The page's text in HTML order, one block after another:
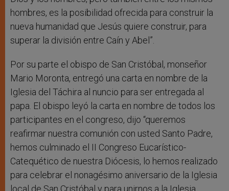
hombres, es la posibilidad ofrecida para construir la
nueva humanidad que Jesús quiere construir, para
superar la división entre Caín y Abel”.
Por su parte el obispo de San Cristóbal, monseñor
Mario Moronta, entregó una carta en nombre de la
Iglesia del Táchira al nuncio para ser entregada al
papa. El obispo leyó la carta en nombre de todos los
participantes en el congreso, dijo “queremos
reafirmar nuestra comunión con usted Santo Padre,
hemos culminado el II Congreso Eucarístico-
Catequético de nuestra Diócesis, lo hemos realizado
para celebrar el nonagésimo aniversario de la Iglesia
local de San Cristóbal y para unirnos a la Iglesia